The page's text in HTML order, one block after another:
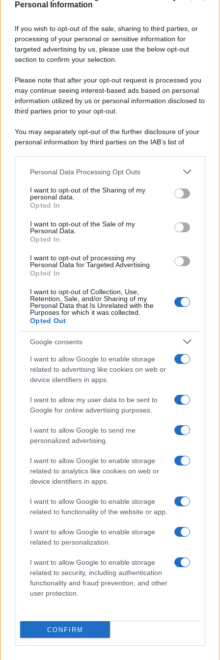
Personal Information
If you wish to opt-out of the sale, sharing to third parties, or
processing of your personal or sensitive information for
targeted advertising by us, please use the below opt-out
section to confirm your selection.
Please note that after your opt-out request is processed you
may continue seeing interest-based ads based on personal
information utilized by us or personal information disclosed to
third parties prior to your opt-out.
You may separately opt-out of the further disclosure of your
personal information by third parties on the IAB’s list of
This information may also be disclosed by us to third parties
disclose it to other third parties.
Please note that this website/app uses one or more Google
services and may gather and store information including but
not limited to your visit or usage behaviour. You may click to
grant or deny consent to Google and its third-party tags to
consent section.
Personal Data Processing Opt Outs
I want to opt-out of the Sharing of my
personal data.
Opted In
I want to opt-out of the Sale of my
Personal Data.
Opted In
I want to opt-out of processing my
Personal Data for Targeted Advertising.
Opted In
I want to opt-out of Collection, Use,
Retention, Sale, and/or Sharing of my
Personal Data that Is Unrelated with the
Purposes for which it was collected.
Opted Out
Google consents
I want to allow Google to enable storage
related to advertising like cookies on web or
device identifiers in apps.
I want to allow my user data to be sent to
Google for online advertising purposes.
I want to allow Google to send me
personalized advertising.
I want to allow Google to enable storage
related to analytics like cookies on web or
device identifiers in apps.
I want to allow Google to enable storage
related to functionality of the website or app.
I want to allow Google to enable storage
related to personalization.
I want to allow Google to enable storage
related to security, including authentication
functionality and fraud prevention, and other
user protection.
CONFIRM
LEGGI GRATIS IL NOSTRO EBOOK
Categorie
Dizionario dei Sogni – B
Dizionario dei Sogni – C
Dizionario dei Sogni – D
Dizionario dei Sogni – E
Dizionario dei Sogni – F
Dizionario dei Sogni – G
Dizionario dei Sogni – I
Dizionario dei Sogni – J
Dizionario dei Sogni – L
Dizionario dei Sogni – M
Dizionario dei Sogni – N
Dizionario dei Sogni – O
Dizionario dei Sogni – P
Dizionario dei Sogni – R
Dizionario dei Sogni – T
Dizionario dei Sogni – U
Dizionario dei Sogni – V
Dizionario dei Sogni – Z
alla Z
Smorfia
Sogni Ricorrenti
SmorfiaNapoletana.org – Tutti i diritti riservati –
Cookie Policy